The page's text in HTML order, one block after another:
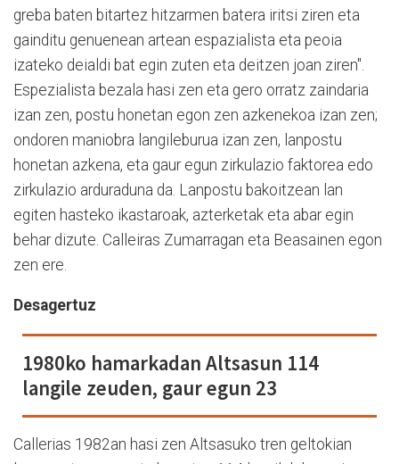
greba baten bitartez hitzarmen batera iritsi ziren eta
gainditu genuenean artean espazialista eta peoia
izateko deialdi bat egin zuten eta deitzen joan ziren".
Espezialista bezala hasi zen eta gero orratz zaindaria
izan zen, postu honetan egon zen azkenekoa izan zen;
ondoren maniobra langileburua izan zen, lanpostu
honetan azkena, eta gaur egun zirkulazio faktorea edo
zirkulazio arduraduna da. Lanpostu bakoitzean lan
egiten hasteko ikastaroak, azterketak eta abar egin
behar dizute. Calleiras Zumarragan eta Beasainen egon
zen ere.
Desagertuz
1980ko hamarkadan Altsasun 114
langile zeuden, gaur egun 23
Callerias 1982an hasi zen Altsasuko tren geltokian